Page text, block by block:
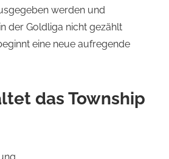
werden und
der Goldliga nicht gezählt
eine neue aufregende
das Township